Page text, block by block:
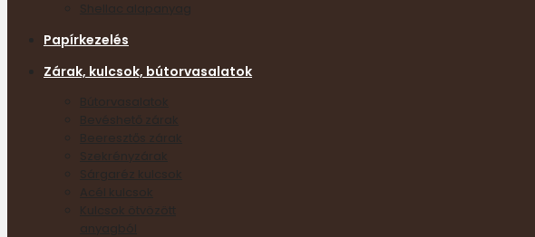
Papírkezelés
Zárak, kulcsok, bútorvasalatok
Bútorvasalatok
Bevéshető zárak
Beeresztős zárak
Szekrényzárak
Sárgaréz kulcsok
Acél kulcsok
Kulcsok ötvözött